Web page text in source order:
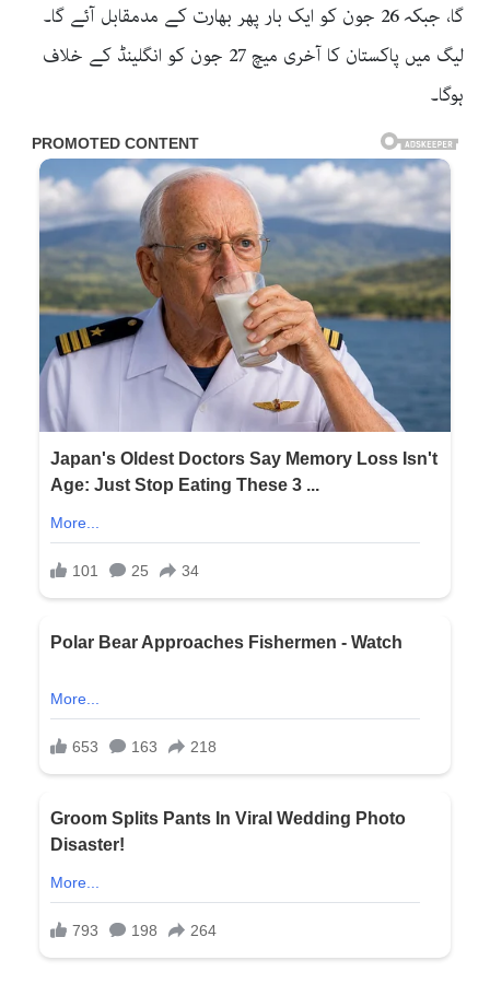
گا، جبکہ 26 جون کو ایک بار پھر بھارت کے مدمقابل آئے گا۔
لیگ میں پاکستان کا آخری میچ 27 جون کو انگلینڈ کے خلاف
ہوگا۔